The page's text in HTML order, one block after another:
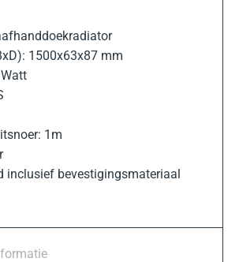
1500x63x87 mm
1m
inclusief bevestigingsmateriaal